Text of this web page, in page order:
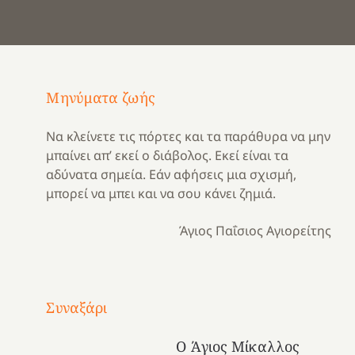
Μηνύματα ζωής
Να κλείνετε τις πόρτες και τα παράθυρα να μην
μπαίνει απ’ εκεί ο διάβολος. Εκεί είναι τα
αδύνατα σημεία. Εάν αφήσεις μια σχισμή,
μπορεί να μπει και να σου κάνει ζημιά.
Άγιος Παΐσιος Αγιορείτης
Συναξάρι
Ο Άγιος Μίκαλλος
Μια
και
Κατασκηνωτικές